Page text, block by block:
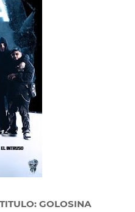
TITULO: GOLOSINA